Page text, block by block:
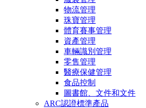
物流管理
珠寶管理
體育賽事管理
資產管理
車輛識別管理
零售管理
醫療保健管理
食品控制
圖書館、文件和文件
ARC認證標準產品